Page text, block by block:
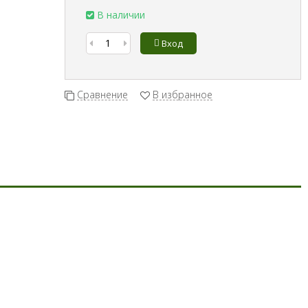
В наличии
Вход
Сравнение В избранное